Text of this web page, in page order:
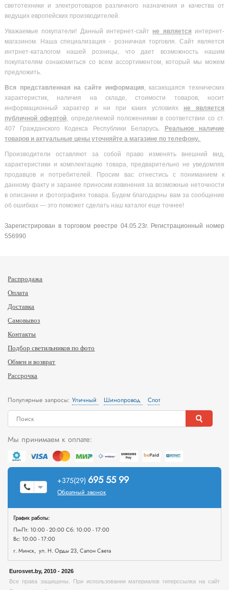
светотехники и электротоваров различного назначения и качества от
ведущих европейских производителей.
Уважаемые покупатели! Данный интернет-сайт не является интернет-
магазином. Наша специализация - розничная торговля. Сайт является
интрнет-каталогом нашей розницы, что дает возможность нашим
покупателям ознакомиться со всем ассортиментом, который мы можем
предложить.
Вся представленная на сайте информация, касающаяся технических
характеристик, наличия на складе, стоимости товаров, носит
информационный характер и ни при каких условиях не является
публичной офертой, определяемой положениями в соответствии со ст.
407 Гражданского Кодекса Республики Беларусь. Реальное наличие
товаров и актуальные цены уточняйте а магазине по телефону.
Производители оставляют за собой право изменять внешний вид,
характеристики и комплектацию товара, предварительно не уведомляя
продавцов и потребителей. Просим вас отнестись с пониманием к
данному факту и заранее приносим извинения за возможные неточности
в описании и фотографиях товара. Будем благодарны вам за сообщение
об ошибках — это поможет сделать наш каталог еще точнее!
Зарегистрирован в торговом реестре 04.05.23г. Регистрационный номер
556990
Распродажа
Оплата
Доставка
Самовывоз
Контакты
Подбор светильников по фото
Обмен и возврат
Рассрочка
Популярные запросы:Уличный Шинопровод Спот
Мы принимаем к оплате:
+375(29) 695 55 99
Обратный звонок
График работы:
Пн-Пт: 10:00 - 20:00 Сб: 10:00 - 17:00
Вс: 10:00 - 17:00
г. Минск, ул. Н. Орды 23, Салон Света
Eurosvet.by, 2010 - 2026
Все права защищены. При использовании материалов гиперссылка на сайт